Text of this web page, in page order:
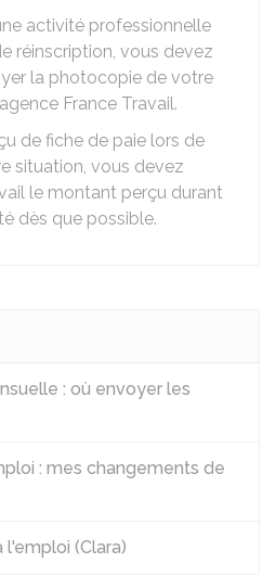
activité professionnelle
réinscription, vous devez
la photocopie de votre
France Travail.
de fiche de paie lors de
situation, vous devez
le montant perçu durant
dès que possible.
: où envoyer les
: mes changements de
(Clara)